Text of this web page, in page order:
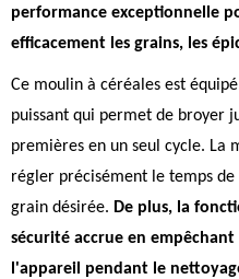
performance exceptionnelle
efficacement les grains, les
Ce moulin à céréales est
puissant qui permet de broyer
premières en un seul cycle.
régler précisément le temps
grain désirée. De plus, la
sécurité accrue en
l'appareil pendant le